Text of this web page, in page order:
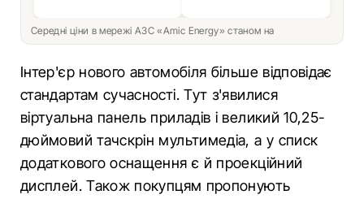
Середні ціни в мережі АЗС «Amic Energy» станом на
Інтер'єр нового автомобіля більше відповідає
стандартам сучасності. Тут з'явилися
віртуальна панель приладів і великий 10,25-
дюймовий тачскрін мультимедіа, а у списк
додаткового оснащення є й проекційний
дисплей. Також покупцям пропонують